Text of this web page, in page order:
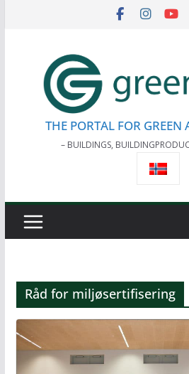
THE PORTAL FOR GREEN
– BUILDINGS,
Råd for miljøsertifisering